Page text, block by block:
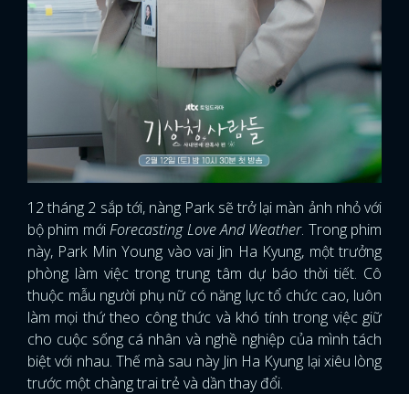
12 tháng 2 sắp tới, nàng Park sẽ trở lại màn ảnh nhỏ với
bộ phim mớiForecasting Love And Weather. Trong phim
này, Park Min Young vào vai Jin Ha Kyung, một trưởng
phòng làm việc trong trung tâm dự báo thời tiết. Cô
thuộc mẫu người phụ nữ có năng lực tổ chức cao, luôn
làm mọi thứ theo công thức và khó tính trong việc giữ
cho cuộc sống cá nhân và nghề nghiệp của mình tách
biệt với nhau. Thế mà sau này Jin Ha Kyung lại xiêu lòng
trước một chàng trai trẻ và dần thay đổi.